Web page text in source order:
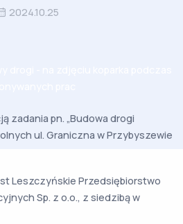
2024.10.25
zadania pn. „Budowa drogi
ul. Graniczna w Przybyszewie
Leszczyńskie Przedsiębiorstwo
Sp. z o.o., z siedzibą w